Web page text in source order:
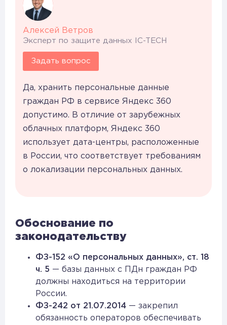
Алексей Ветров
Эксперт по защите данных IC-TECH
Задать вопрос
Да, хранить персональные данные
граждан РФ в сервисе Яндекс 360
допустимо. В отличие от зарубежных
облачных платформ, Яндекс 360
использует дата-центры, расположенные
в России, что соответствует требованиям
о локализации персональных данных.
Обоснование по
законодательству
ФЗ-152 «О персональных данных», ст. 18
ч. 5 — базы данных с ПДн граждан РФ
должны находиться на территории
России.
ФЗ-242 от 21.07.2014 — закрепил
обязанность операторов обеспечивать